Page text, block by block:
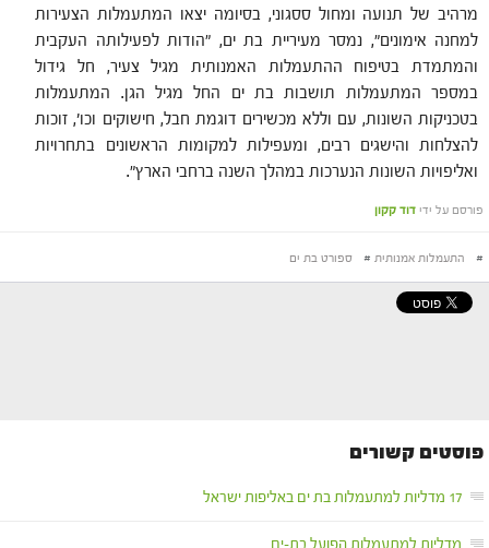
מרהיב של תנועה ומחול ססגוני, בסיומה יצאו המתעמלות הצעירות
למחנה אימונים", נמסר מעיריית בת ים, "הודות לפעילותה העקבית
והמתמדת בטיפוח ההתעמלות האמנותית מגיל צעיר, חל גידול
במספר המתעמלות תושבות בת ים החל מגיל הגן. המתעמלות
בטכניקות השונות, עם וללא מכשירים דוגמת חבל, חישוקים וכו', זוכות
להצלחות והישגים רבים, ומעפילות למקומות הראשונים בתחרויות
ואליפויות השונות הנערכות במהלך השנה ברחבי הארץ".
פורסם על ידי דוד קקון
# התעמלות אמנותית # ספורט בת ים
פוסטים קשורים
17 מדליות למתעמלות בת ים באליפות ישראל